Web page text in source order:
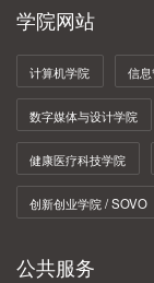
四年磨一剑，他
学院网站
计算机学院 信
数字媒体与设计学院
健康医疗科技学院
创新创业学院 / SOVO
公共服务